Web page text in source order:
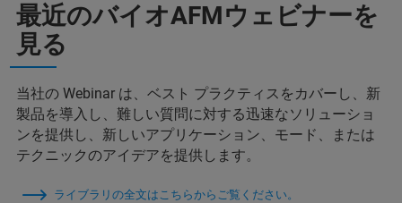
最近のバイオAFMウェビナーを
見る
当社の Webinar は、ベスト プラクティスをカバーし、新
製品を導入し、難しい質問に対する迅速なソリューショ
ンを提供し、新しいアプリケーション、モード、または
テクニックのアイデアを提供します。
ライブラリの全文はこちらからご覧ください。